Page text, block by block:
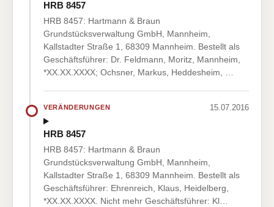
HRB 8457
HRB 8457: Hartmann & Braun
Grundstücksverwaltung GmbH, Mannheim,
Kallstadter Straße 1, 68309 Mannheim. Bestellt als
Geschäftsführer: Dr. Feldmann, Moritz, Mannheim,
*XX.XX.XXXX; Ochsner, Markus, Heddesheim, …
VERÄNDERUNGEN 15.07.2016
HRB 8457
HRB 8457: Hartmann & Braun
Grundstücksverwaltung GmbH, Mannheim,
Kallstadter Straße 1, 68309 Mannheim. Bestellt als
Geschäftsführer: Ehrenreich, Klaus, Heidelberg,
*XX.XX.XXXX. Nicht mehr Geschäftsführer: Kl…